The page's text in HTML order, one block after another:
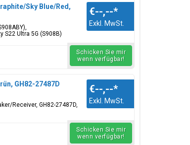
Sky Blue/Red,
S22 Ultra 5G (S908B)
€--,--*
Exkl. MwSt.
Schicken Sie mir
wenn verfügbar!
GH82-27487D
Receiver, GH82-27487D,
€--,--*
Exkl. MwSt.
Schicken Sie mir
wenn verfügbar!